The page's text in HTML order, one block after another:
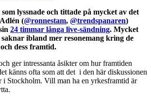
lyssnade och tittade på mycket av det
(@ronnestam, @trendspanaren)
24 timmar långa live-sändning. Mycket
ibland mer resonemang kring de
dess framtid.
ger intressanta åsikter om hur framtiden
känns ofta som att det i den här diskussionen
i Stockholm. Vill man ha en yrkesframtid är